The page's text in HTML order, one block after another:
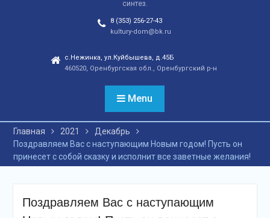
отношений, а также
сохранения
этнокультурного
народной культуры
незаметно вышли на
и это доказано большой
творческих коллективов
села и большой
красочной школьной
ярмаркой. В финале
беспроигрышная
лотерея и все кто принял
синтез.
8 (353) 256-27-43
kultury-dom@bk.ru
с.Нежинка, ул.Куйбышева, д.45Б
460520, Оренбургская обл., Оренбургский р-н
Menu
Главная 2021
Декабрь
Поздравляем Вас с наступающим Новым годом! Пусть он
принесет с собой сказку и исполнит все заветные желания!
Поздравляем Вас с наступающим